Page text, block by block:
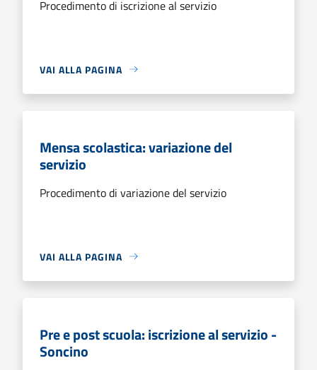
Procedimento di iscrizione al servizio
VAI ALLA PAGINA
Mensa scolastica: variazione del
servizio
Procedimento di variazione del servizio
VAI ALLA PAGINA
Pre e post scuola: iscrizione al servizio -
Soncino